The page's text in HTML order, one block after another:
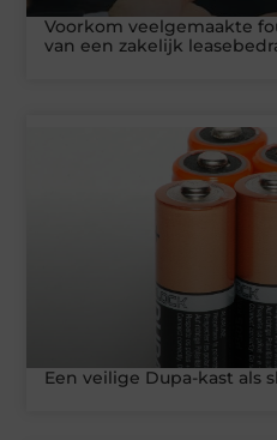
Voorkom veelgemaakte
van een zakelijk
Een veilige Dupa-kast als